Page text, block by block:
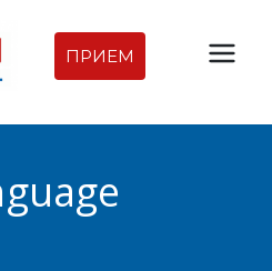
Междуна
родна
гимназия
ПРИЕМ